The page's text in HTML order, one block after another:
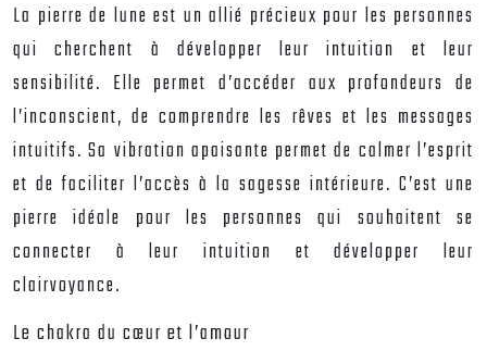
La pierre de lune est un allié précieux pour les personnes
qui cherchent à développer leur intuition et leur
sensibilité. Elle permet d’accéder aux profondeurs de
l’inconscient, de comprendre les rêves et les messages
intuitifs. Sa vibration apaisante permet de calmer l’esprit
et de faciliter l’accès à la sagesse intérieure. C’est une
pierre idéale pour les personnes qui souhaitent se
connecter à leur intuition et développer leur
clairvoyance.
Le chakra du cœur et l’amour